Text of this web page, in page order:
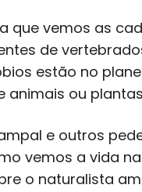
que vemos as
de
estão no
animais ou
e outros
vemos a vida
o naturalista